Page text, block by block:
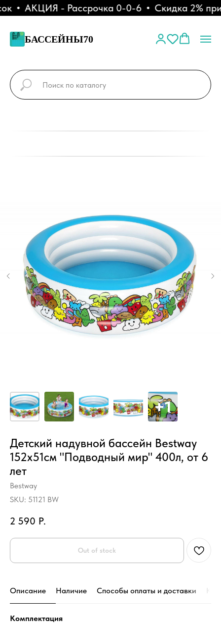
АКЦИЯ - Рассрочка 0-0-6 Скидка 2% при
БАССЕЙНЫ70
Детский надувной бассейн Bestway
152х51см "Подводный мир" 400л, от 6
лет
Bestway
SKU: 51121 BW
2 590 Р.
Out of stock
Описание Наличие Способы оплаты и доставки
Комплектация